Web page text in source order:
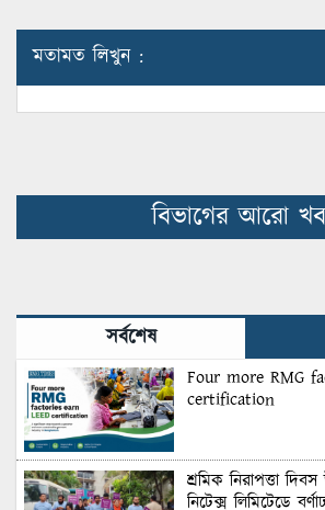
মতামত লিখুন :
বিভাগের আরো
সর্বশেষ
Four more RMG
certification
শ্রমিক নিরাপত্তা
নিটেক্স লিমিটেডে